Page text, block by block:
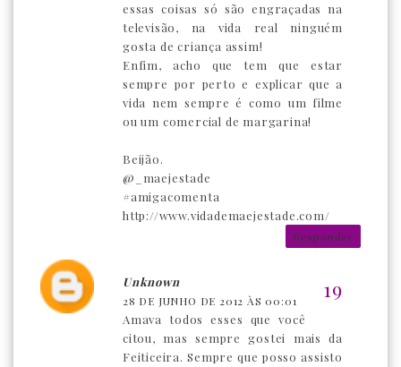
essas coisas só são engraçadas na
televisão, na vida real ninguém
gosta de criança assim!
Enfim, acho que tem que estar
sempre por perto e explicar que a
vida nem sempre é como um filme
ou um comercial de margarina!
Beijão.
@_maejestade
#amigacomenta
http://www.vidademaejestade.com/
Responder
Unknown
28 DE JUNHO DE 2012 ÀS 00:01
Amava todos esses que você
citou, mas sempre gostei mais da
Feiticeira. Sempre que posso assisto